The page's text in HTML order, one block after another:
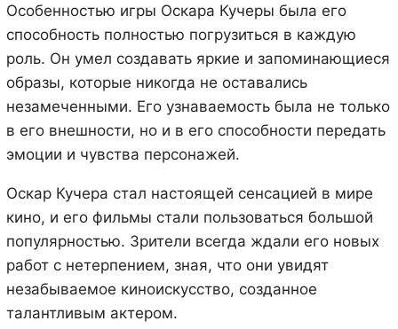
Особенностью игры Оскара Кучеры была его
способность полностью погрузиться в каждую
роль. Он умел создавать яркие и запоминающиеся
образы, которые никогда не оставались
незамеченными. Его узнаваемость была не только
в его внешности, но и в его способности передать
эмоции и чувства персонажей.
Оскар Кучера стал настоящей сенсацией в мире
кино, и его фильмы стали пользоваться большой
популярностью. Зрители всегда ждали его новых
работ с нетерпением, зная, что они увидят
незабываемое киноискусство, созданное
талантливым актером.